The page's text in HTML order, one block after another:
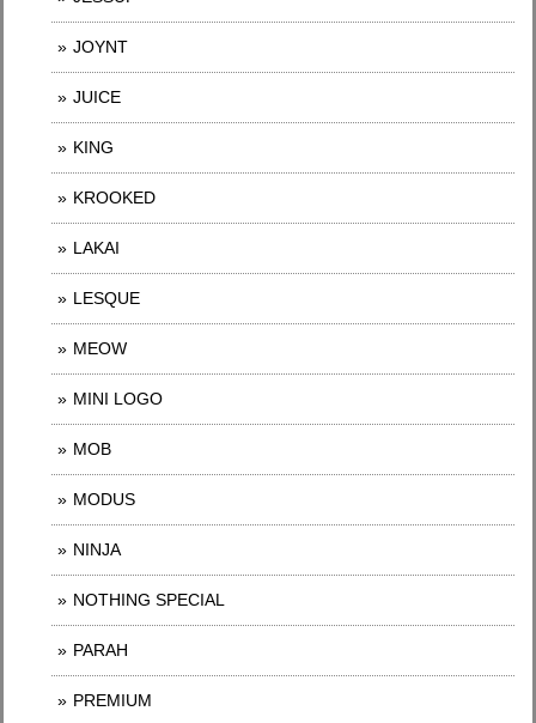
JOYNT
JUICE
KING
KROOKED
LAKAI
LESQUE
MEOW
MINI LOGO
MOB
MODUS
NINJA
NOTHING SPECIAL
PARAH
PREMIUM